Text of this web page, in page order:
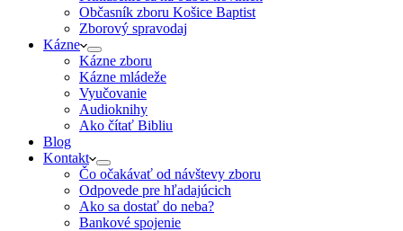
Občasník zboru Košice Baptist
Zborový spravodaj
Kázne
Kázne zboru
Kázne mládeže
Vyučovanie
Audioknihy
Ako čítať Bibliu
Blog
Kontakt
Čo očakávať od návštevy zboru
Odpovede pre hľadajúcich
Ako sa dostať do neba?
Bankové spojenie